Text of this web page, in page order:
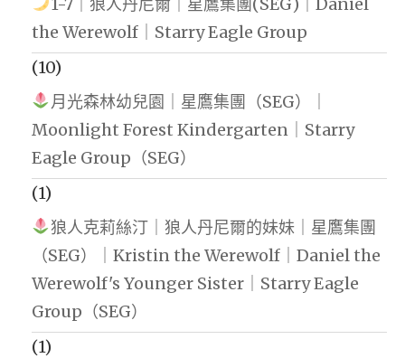
the Werewolf｜Starry Eagle Group
(10)
月光森林幼兒園｜星鷹集團（SEG）｜
Moonlight Forest Kindergarten｜Starry
Eagle Group（SEG）
(1)
狼人克莉絲汀｜狼人丹尼爾的妹妹｜星鷹集團
（SEG）｜Kristin the Werewolf｜Daniel the
Werewolf's Younger Sister｜Starry Eagle
Group（SEG）
(1)